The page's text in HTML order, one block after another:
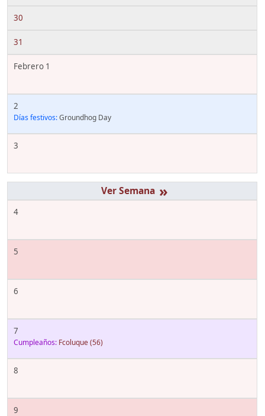
30
31
Febrero 1
2
Días festivos:Groundhog Day
3
»
4
5
6
7
Cumpleaños: Fcoluque(56)
8
9